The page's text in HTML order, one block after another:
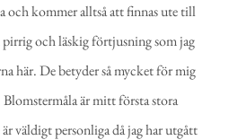
och kommer alltså att finnas ute till
och läskig förtjusning som jag
här. De betyder så mycket för mig
Blomstermåla är mitt första stora
väldigt personliga då jag har utgått